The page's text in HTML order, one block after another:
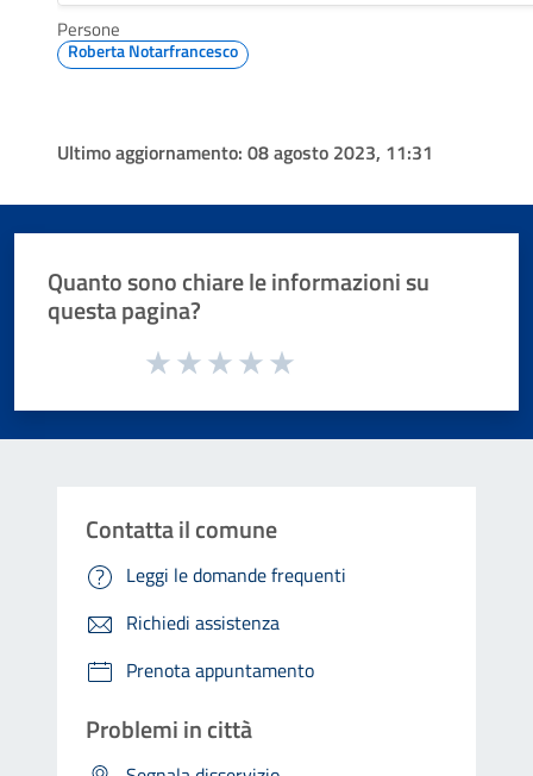
Persone
Roberta Notarfrancesco
Ultimo aggiornamento: 08 agosto 2023, 11:31
Quanto sono chiare le informazioni su
questa pagina?
Valuta da 1 a 5 stelle la pagina
Contatta il comune
Leggi le domande frequenti
Richiedi assistenza
Prenota appuntamento
Problemi in città